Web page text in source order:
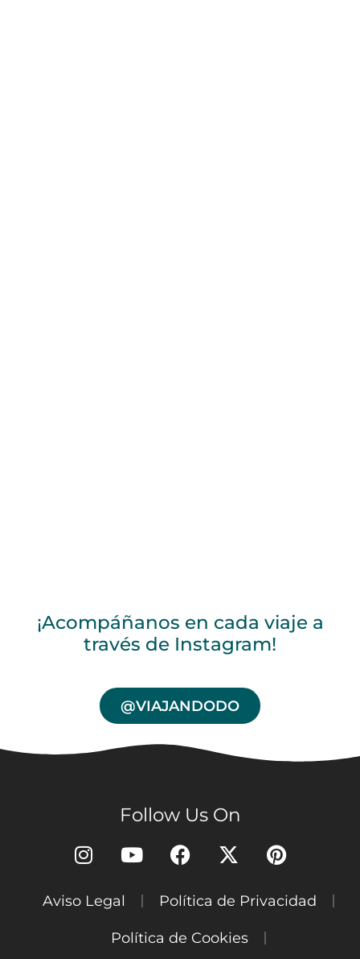
¡Acompáñanos en cada viaje a
través de Instagram!
@VIAJANDODO
Follow Us On
Aviso Legal Política de Privacidad
Política de Cookies